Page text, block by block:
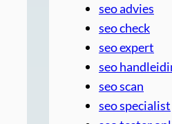
seo advies
seo check
seo expert
seo
seo scan
seo specialist